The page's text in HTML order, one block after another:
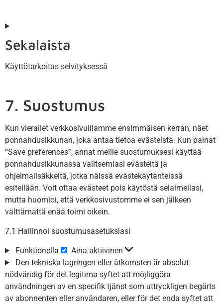
Sekalaista
Käyttötarkoitus selvityksessä
7. Suostumus
Kun vierailet verkkosivuillamme ensimmäisen kerran, näet
ponnahdusikkunan, joka antaa tietoa evästeistä. Kun painat
“Save preferences”, annat meille suostumuksesi käyttää
ponnahdusikkunassa valitsemiasi evästeitä ja
ohjelmalisäkkeitä, jotka näissä evästekäytänteissä
esitellään. Voit ottaa evästeet pois käytöstä selaimellasi,
mutta huomioi, että verkkosivustomme ei sen jälkeen
välttämättä enää toimi oikein.
7.1 Hallinnoi suostumusasetuksiasi
Funktionella
Aina aktiivinen
Den tekniska lagringen eller åtkomsten är absolut
nödvändig för det legitima syftet att möjliggöra
användningen av en specifik tjänst som uttryckligen begärts
av abonnenten eller användaren, eller för det enda syftet att